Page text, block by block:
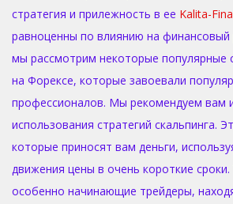
стратегия и прилежность в ее Kalita-
равноценны по влиянию на финансовый
мы рассмотрим некоторые популярные
на Форексе, которые завоевали
профессионалов. Мы рекомендуем вам
использования стратегий скальпинга.
которые приносят вам деньги,
движения цены в очень короткие
особенно начинающие трейдеры,